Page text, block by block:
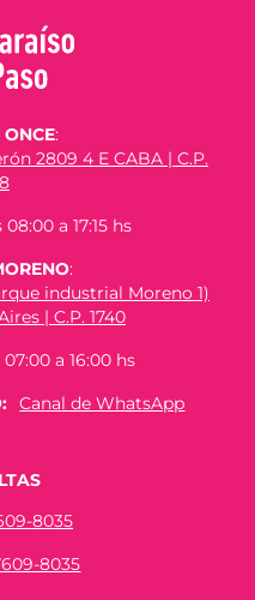
ONCE:
2809 4 E CABA | C.P.
a 17:15 hs
:
industrial Moreno 1)
| C.P. 1740
a 16:00 hs
Canal de WhatsApp
8035
8035